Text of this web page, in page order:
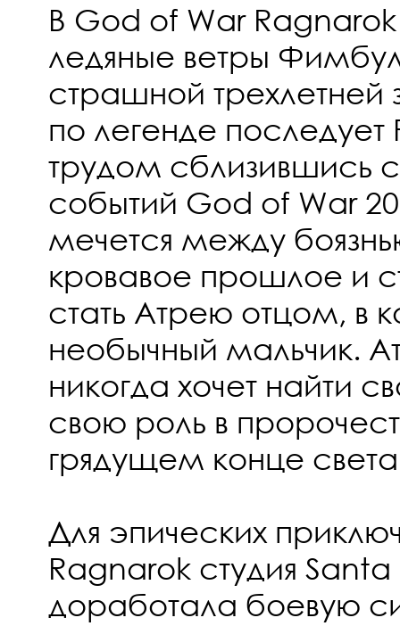
В God of War
ледяные ветры
страшной трехлетней
по легенде
трудом сблизившись
событий God of War
мечется между
кровавое прошлое и
стать Атрею отцом, в
необычный мальчик.
никогда хочет найти
свою роль в
грядущем конце
Для эпических
Ragnarok студия
доработала боевую